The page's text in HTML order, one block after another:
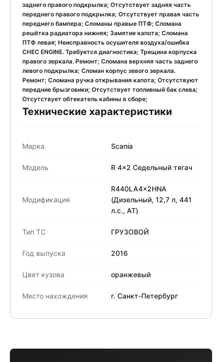
заднего правого подкрылка; Отсутствует задняя часть
переднего правого подкрылка; Отсутствует правая часть
переднего бампера; Сломаны правые ПТФ; Сломана
решётка радиатора нижняя; Замятие капота; Сломана
ПТФ левая; Неисправность осушителя воздуха/ошибка
CHEC ENGINE. Требуется диагностика; Трещина корпуска
правого зеркала. Ремонт; Сломана верхняя часть заднего
левого подкрылка; Сломан корпус зевого зеркала.
Ремонт; Сломана ручка открывания капота; Отсутствуют
передние брызговики; Отсутствует топливный бак слева;
Отсутствует обтекатель кабины в сборе;
Технические характеристики
Марка Scania
Модель R 4x2 Седельный тягач
Модификация
R440LA4x2HNA
(Дизельный, 12,7 л, 441
л.с., АТ)
Тип ТС ГРУЗОВОЙ
Год выпуска 2016
Цвет кузова оранжевый
Место нахождения г. Санкт-Петербург